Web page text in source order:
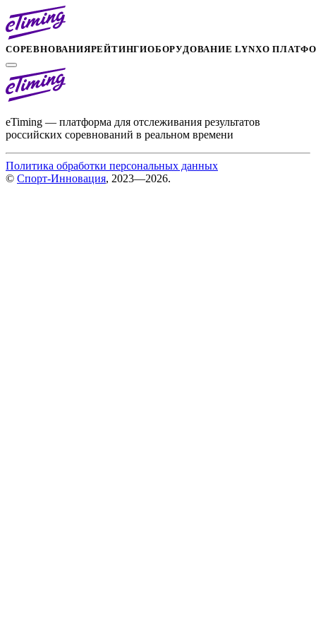
СОРЕВНОВАНИЯРЕЙТИНГИОБОРУДОВАНИЕ LYNXО
eTiming — платформа для отслеживания результатов
российских соревнований в реальном времени
Политика обработки персональных данных
© Спорт-Инновация, 2023—2026.